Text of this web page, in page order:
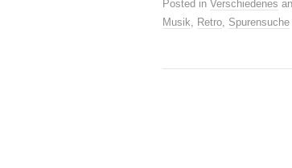
Posted in Verschiedenes
Musik, Retro, Spurensuche